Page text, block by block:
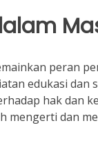
peran
edukasi
hak dan
mengerti dan